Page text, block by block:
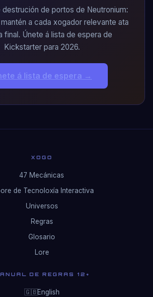
destrución de portos de Neutronium:
mantén a cada xogador relevante ata
final. Únete á lista de espera de
Kickstarter para 2026.
á lista de espera →
XOGO
47 Mecánicas
de Tecnoloxía Interactiva
Universos
Regras
Glosario
Lore
DE REGRAS 12+
🇬🇧English